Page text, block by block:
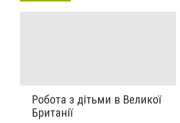
Робота з дітьми в Великої
Британії